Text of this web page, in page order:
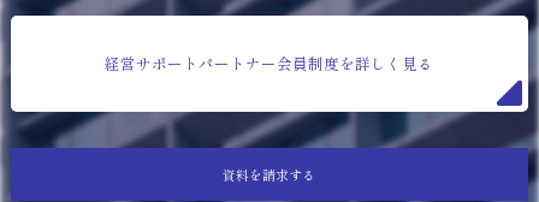
資料を請求する
経営サポートパートナー会員制度を詳しく見る